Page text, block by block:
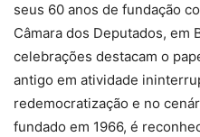
seus 60 anos de fundação
Câmara dos Deputados, em
celebrações destacam o
antigo em atividade
redemocratização e no
fundado em 1966, é